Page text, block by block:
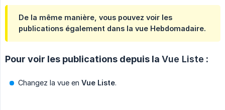
De la même manière, vous pouvez voir les
publications également dans la vue Hebdomadaire.
Pour voir les publications depuis la Vue Liste :
Changez la vue en Vue Liste.